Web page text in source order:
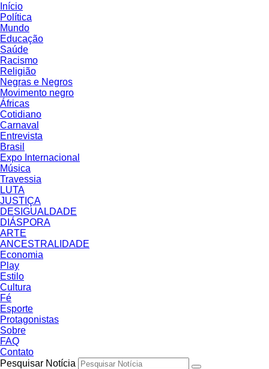
Início
Política
Mundo
Educação
Saúde
Racismo
Religião
Negras e Negros
Movimento negro
Áfricas
Cotidiano
Carnaval
Entrevista
Brasil
Expo Internacional
Música
Travessia
LUTA
JUSTIÇA
DESIGUALDADE
DIÁSPORA
ARTE
ANCESTRALIDADE
Economia
Play
Estilo
Cultura
Fé
Esporte
Protagonistas
Sobre
FAQ
Contato
Pesquisar Notícia